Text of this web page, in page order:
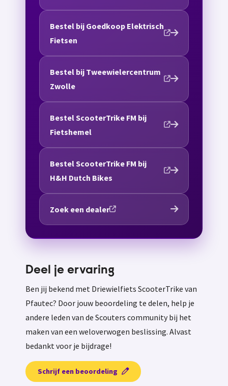
Bestel bij Goedkoop Elektrisch
Fietsen
Bestel bij Tweewielercentrum
Zwolle
Bestel ScooterTrike FM bij
Fietshemel
Bestel ScooterTrike FM bij
H&H Dutch Bikes
Zoek een dealer
Deel je ervaring
Ben jij bekend met Driewielfiets ScooterTrike van
Pfautec? Door jouw beoordeling te delen, help je
andere leden van de Scouters community bij het
maken van een weloverwogen beslissing. Alvast
bedankt voor je bijdrage!
Schrijf een beoordeling